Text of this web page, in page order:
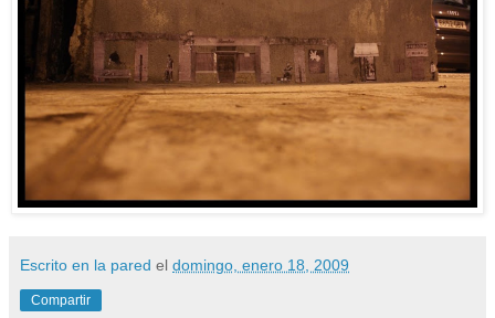
Escrito en la pared el domingo, enero 18, 2009
Compartir